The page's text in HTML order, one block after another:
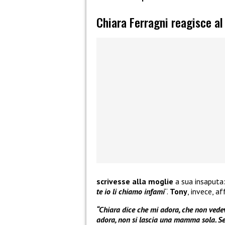
Chiara Ferragni reagisce
scrivesse alla moglie a sua
te io li chiamo infami“. Tony, invece,
“Chiara dice che mi adora, che non
adora, non si lascia una mamma sola.